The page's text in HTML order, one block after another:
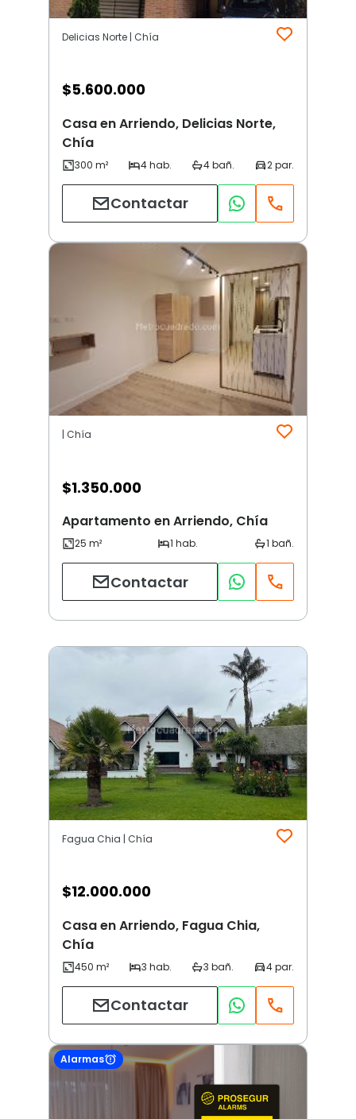
Delicias Norte | Chía
$5.600.000
Casa en Arriendo, Delicias Norte,
Chía
Contactar
| Chía
$1.350.000
Apartamento en Arriendo, Chía
Contactar
Fagua Chia | Chía
$12.000.000
Casa en Arriendo, Fagua Chia,
Chía
Contactar
Alarmas